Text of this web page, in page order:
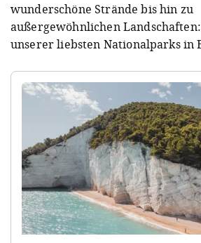
wunderschöne Strände bis hin zu
außergewöhnlichen
unserer liebsten Nationalparks in